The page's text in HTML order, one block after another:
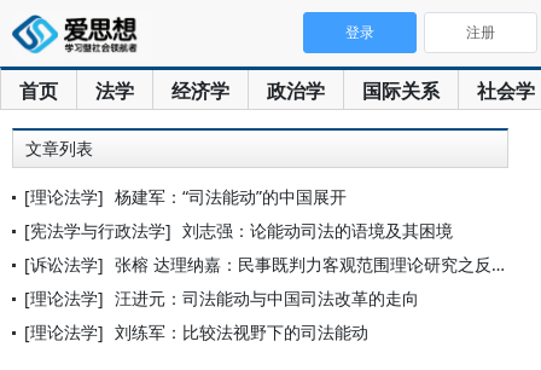
首页 法学 经济学 政治学 国际关系 社会学
登录 注册
文章列表
[理论法学] 杨建军：“司法能动”的中国展开
[宪法学与行政法学] 刘志强：论能动司法的语境及其困境
[诉讼法学] 张榕 达理纳嘉：民事既判力客观范围理论研究之反思
[理论法学] 汪进元：司法能动与中国司法改革的走向
[理论法学] 刘练军：比较法视野下的司法能动